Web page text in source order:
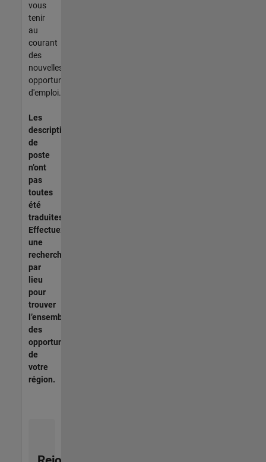
vous
tenir
au
courant
des
nouvelles
opportunités
d'emploi.
Les
descriptions
de
poste
n’ont
pas
toutes
été
traduites.
Effectuez
une
recherche
par
lieu
pour
trouver
l’ensemble
des
opportunités
de
votre
région.